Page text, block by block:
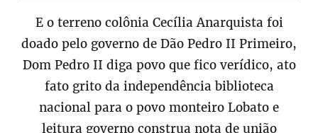
E o terreno colônia Cecília Anarquista foi
doado pelo governo de Dão Pedro II Primeiro,
Dom Pedro II diga povo que fico verídico, ato
fato grito da independência biblioteca
nacional para o povo monteiro Lobato e
leitura governo construa nota de união